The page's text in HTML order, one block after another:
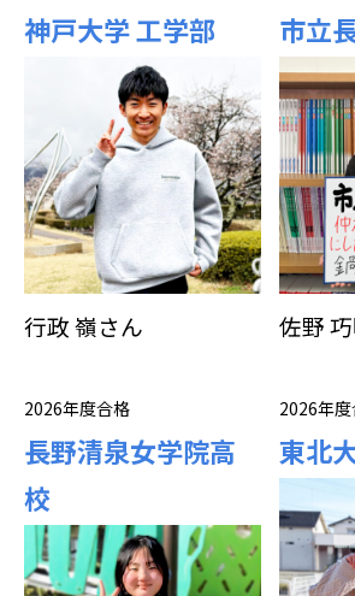
神戸大学 工学部
行政 嶺さん
市立
佐野
2026年度合格
長野清泉女学院高
校
2026年
東北